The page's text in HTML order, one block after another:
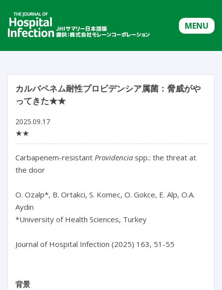
MENU
カルバペネム耐性プロビデンシア属菌：脅威がや
ってきた★★
2025.09.17
★★
Carbapenem-resistant Providencia spp.: the threat at
the door
O. Ozalp*, B. Ortakci, S. Komec, O. Gokce, E. Alp, O.A.
Aydin
*University of Health Sciences, Turkey
背景